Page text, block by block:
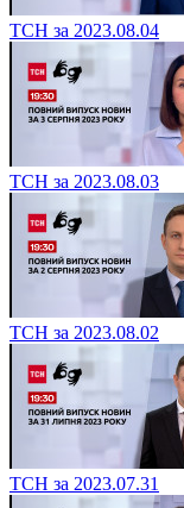
ТСН за 2023.08.04
ТСН за 2023.08.03
ТСН за 2023.08.02
ТСН за 2023.07.31